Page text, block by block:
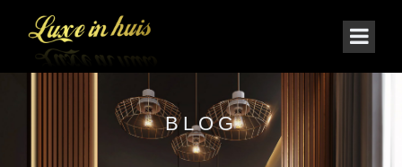
BLOG